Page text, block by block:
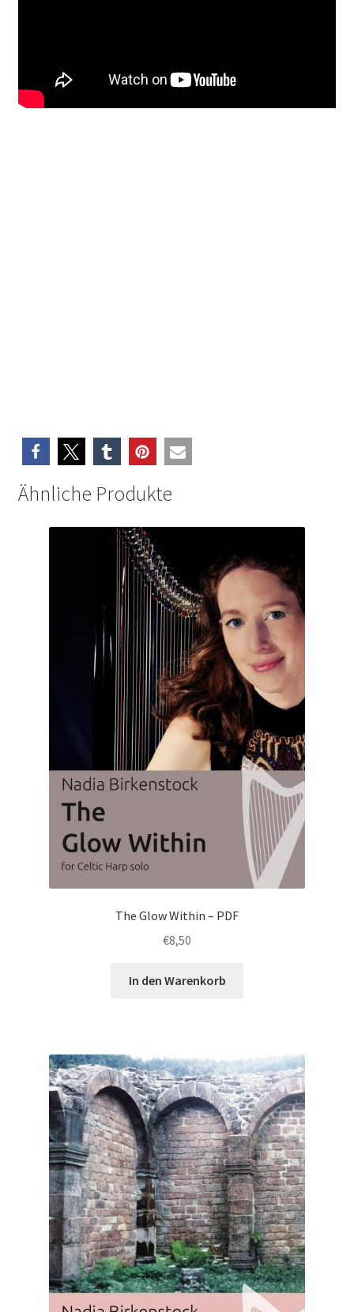
Ähnliche Produkte
The Glow Within – PDF
€8,50
In den Warenkorb